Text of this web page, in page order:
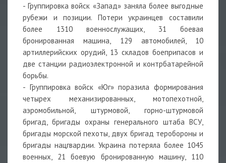
- Группировка войск «Запад» заняла более выгодные
рубежи и позиции. Потери украинцев составили
более 1310 военнослужащих, 31 боевая
бронированная машина, 129 автомобилей, 10
артиллерийских орудий, 13 складов боеприпасов и
две станции радиоэлектронной и контрбатарейной
борьбы.
- Группировка войск «Юг» поразила формирования
четырех механизированных, мотопехотной,
аэромобильной, штурмовой, горно-штурмовой
бригад, бригады охраны генерального штаба ВСУ,
бригады морской пехоты, двух бригад теробороны и
бригады нацгвардии. Украина потеряла более 1045
военных, 21 боевую бронированную машину, 110